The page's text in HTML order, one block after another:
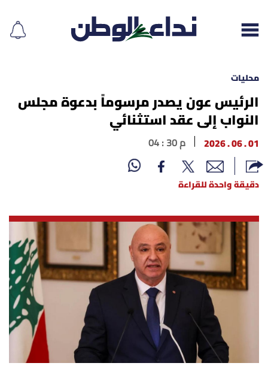
إقرأ الجريدة
لبنان
الغلاف
نداء اليوم
محليات
أسرار
متفرقات
نداء القرّاء
محليات
الرئيس عون يصدر مرسوماً بدعوة مجلس
النواب إلى عقد استثنائي
01 . 06 . 2026 04 : 30 م
دقيقة واحدة للقراءة